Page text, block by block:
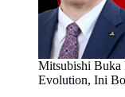
Mitsubishi Buka
Evolution, Ini